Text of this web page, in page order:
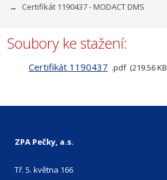
Certifikát 1190437 - MODACT DMS
Soubory ke stažení:
Certifikát 1190437 pdf 219.56 KB
ZPA Pečky, a.s.
Tř. 5. května 166